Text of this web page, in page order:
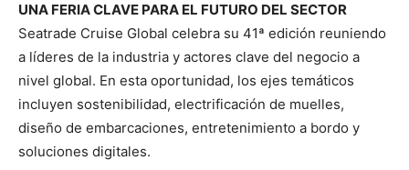
UNA FERIA CLAVE PARA EL FUTURO DEL SECTOR
Seatrade Cruise Global celebra su 41ª edición reuniendo
a líderes de la industria y actores clave del negocio a
nivel global. En esta oportunidad, los ejes temáticos
incluyen sostenibilidad, electrificación de muelles,
diseño de embarcaciones, entretenimiento a bordo y
soluciones digitales.